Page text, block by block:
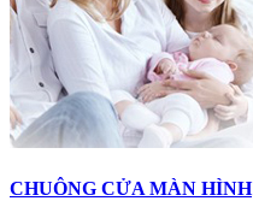
CHUÔNG CỬA MÀN HÌNH